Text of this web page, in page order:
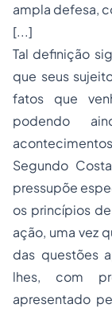
ampla defesa,
[...]
Tal definição
que seus
fatos que
podendo
Segundo
pressupõe
os princípios
ação, uma vez
das questões
lhes, com
apresentado